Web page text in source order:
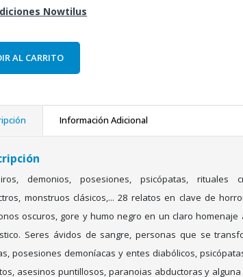
Nowtilus
AL CARRITO
Información Adicional
demonios, posesiones, psicópatas, rituales
monstruos clásicos,... 28 relatos en clave de
oscuros, gore y humo negro en un claro homenaje
Seres ávidos de sangre, personas que se
posesiones demoníacas y entes diabólicos,
asesinos puntillosos, paranoias abductoras y